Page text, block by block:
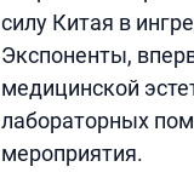
силу Китая в
Экспоненты,
медицинской
лабораторных
мероприятия.